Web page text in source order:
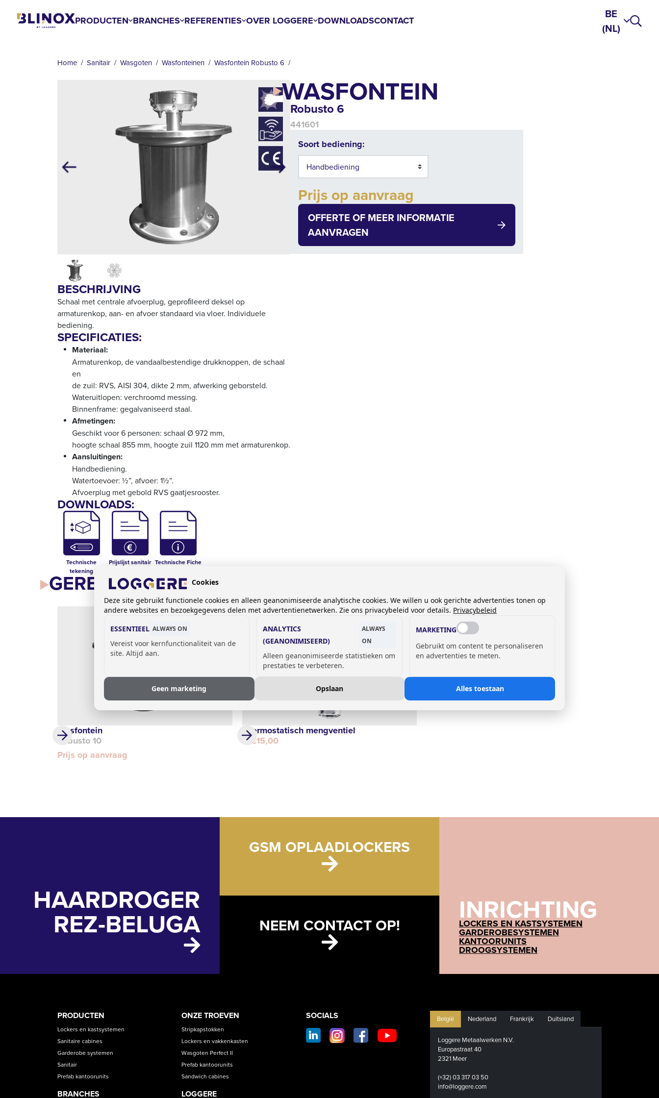
PRODUCTEN BRANCHES REFERENTIES OVER LOGGERE DOWNLOADSCONTACT
BE
(NL)
Home Sanitair Wasgoten Wasfonteinen Wasfontein Robusto 6
Volgende
BESCHRIJVING
Schaal met centrale afvoerplug, geproﬁleerd deksel op
armaturenkop, aan- en afvoer standaard via vloer. Individuele
bediening.
SPECIFICATIES:
Materiaal:
Armaturenkop, de vandaalbestendige drukknoppen, de schaal
en
de zuil: RVS, AISI 304, dikte 2 mm, afwerking geborsteld.
Wateruitlopen: verchroomd messing.
Binnenframe: gegalvaniseerd staal.
Afmetingen:
Geschikt voor 6 personen: schaal Ø 972 mm,
hoogte schaal 855 mm, hoogte zuil 1120 mm met armaturenkop.
Aansluitingen:
Handbediening.
Watertoevoer: ½”, afvoer: 1½”.
Afvoerplug met gebold RVS gaatjesrooster.
DOWNLOADS:
Technische
tekening
Prijslijst sanitair Technische Fiche
WASFONTEIN
Robusto 6
441601
Soort bediening:
Prijs op aanvraag
OFFERTE OF MEER INFORMATIE
AANVRAGEN
GERELATEERDE ARTIKELEN
Wasfontein
Robusto 10
Prijs op aanvraag
Thermostatisch mengventiel
€ 215,00
HAARDROGER
REZ-BELUGA
GSM OPLAADLOCKERS
NEEM CONTACT OP! INRICHTING
LOCKERS EN KASTSYSTEMEN
GARDEROBESYSTEMEN
KANTOORUNITS
DROOGSYSTEMEN
PRODUCT
CATEGORIES
PRODUCTEN
Lockers en kastsystemen
Sanitaire cabines
Garderobe systemen
Sanitair
Prefab kantoorunits
BRANCHES
ASSETS
ONZE TROEVEN
Stripkapstokken
Lockers en vakkenkasten
Wasgoten Perfect II
Prefab kantoorunits
Sandwich cabines
LOGGERE
CONTACT
SOCIAL
FOOTER
SOCIALS België Nederland Frankrijk Duitsland
Loggere Metaalwerken N.V.
Europastraat 40
2321 Meer
(+32) 03 317 03 50
info@loggere.com
Cookies
Deze site gebruikt functionele cookies en alleen geanonimiseerde analytische cookies. We willen u ook gerichte advertenties tonen op
andere websites en bezoekgegevens delen met advertentienetwerken. Zie ons privacybeleid voor details. Privacybeleid
ESSENTIEEL ALWAYS ON
Vereist voor kernfunctionaliteit van de
site. Altijd aan.
ANALYTICS
(GEANONIMISEERD)
ALWAYS
ON
Alleen geanonimiseerde statistieken om
prestaties te verbeteren.
MARKETING
Gebruikt om content te personaliseren
en advertenties te meten.
Geen marketing Opslaan Alles toestaan